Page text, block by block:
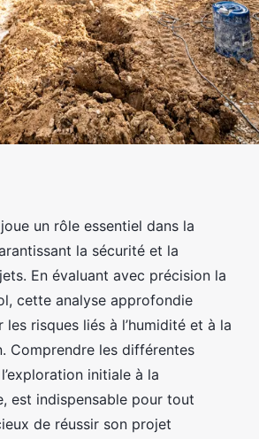
de l'étude de sol
constructions
•8 min de lecture
un rôle essentiel dans la
la sécurité et la
En évaluant avec précision la
cette analyse approfondie
les risques liés à l’humidité et à la
Comprendre les différentes
initiale à la
est indispensable pour tout
de réussir son projet